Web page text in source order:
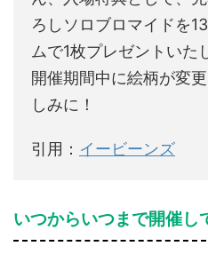
ろしソロブロマイドを
ムで1枚プレゼントいた
開催期間中に絵柄が変
しみに！
引用： イービーンズ
いつからいつまで開催し